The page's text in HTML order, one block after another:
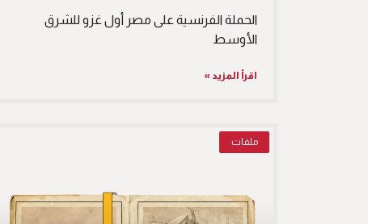
الحملة الفرنسية على مصر أول غزو للشرق
الأوسط
اقرأ المزيد »
ملفات